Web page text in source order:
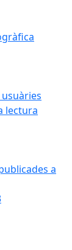
lectura
a